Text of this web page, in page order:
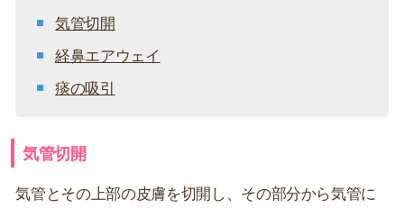
気管切開
経鼻エアウェイ
痰の吸引
気管切開
気管とその上部の皮膚を切開し、その部分から気管に